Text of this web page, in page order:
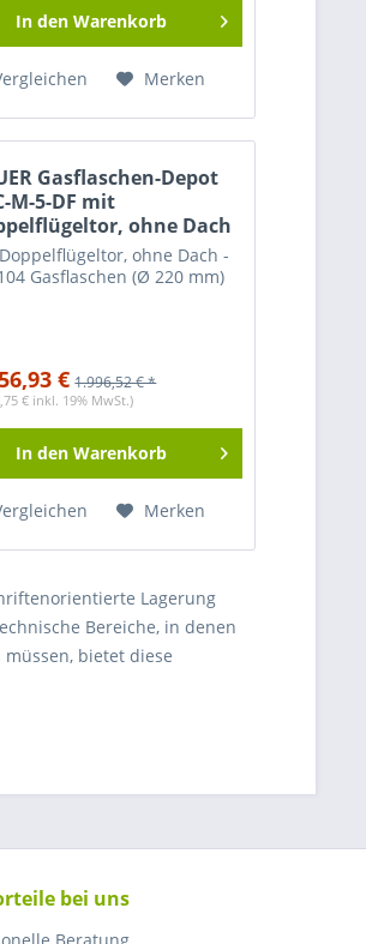
In den Warenkorb
Merken
Gasflaschen-Depot
M-5-DF mit
ohne Dach
ohne Dach -
Gasflaschen (Ø 220 mm)
€ 1.996,52 € *
€ inkl. 19% MwSt.)
In den Warenkorb
Merken
Lagerung
Bereiche, in denen
bietet diese
übersichtliche Aufstellung
Anwender, die eine
bei uns